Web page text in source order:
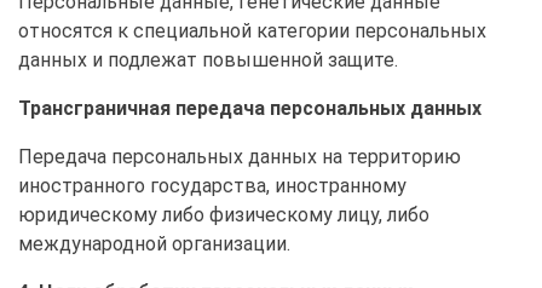
относятся к специальной категории персональных
данных и подлежат повышенной защите.
Трансграничная передача персональных данных
Передача персональных данных на территорию
иностранного государства, иностранному
юридическому либо физическому лицу, либо
международной организации.